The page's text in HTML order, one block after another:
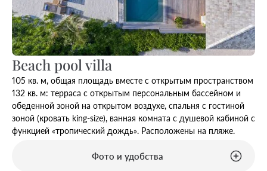
Beach pool villa
105 кв. м, общая площадь вместе с открытым пространством
132 кв. м: терраса с открытым персональным бассейном и
обеденной зоной на открытом воздухе, спальня с гостиной
зоной (кровать king-size), ванная комната с душевой кабиной с
функцией «тропический дождь». Расположены на пляже.
Фото и удобства